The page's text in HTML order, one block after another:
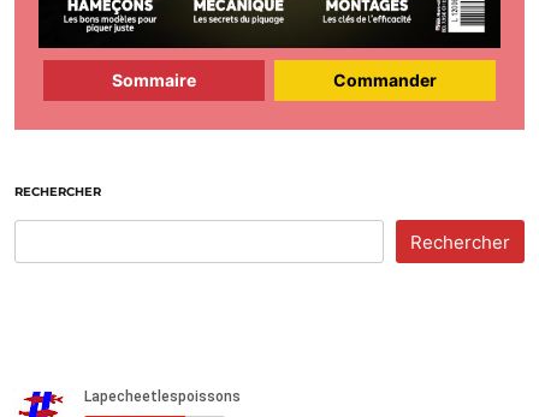
Sommaire Commander
RECHERCHER
Rechercher